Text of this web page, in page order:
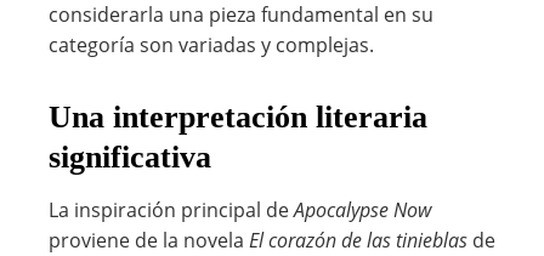
considerarla una pieza fundamental en su
categoría son variadas y complejas.
Una interpretación literaria
significativa
La inspiración principal deApocalypse Now
proviene de la novela El corazón de las tinieblas de